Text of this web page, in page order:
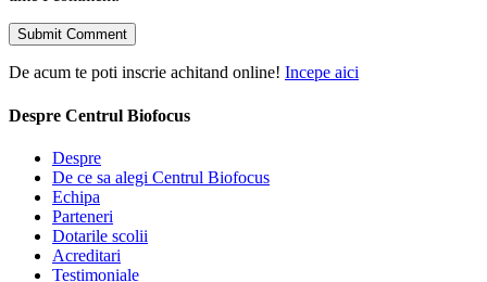
De acum te poti inscrie achitand online! Incepe aici
Despre Centrul Biofocus
Despre
De ce sa alegi Centrul Biofocus
Echipa
Parteneri
Dotarile scolii
Acreditari
Testimoniale